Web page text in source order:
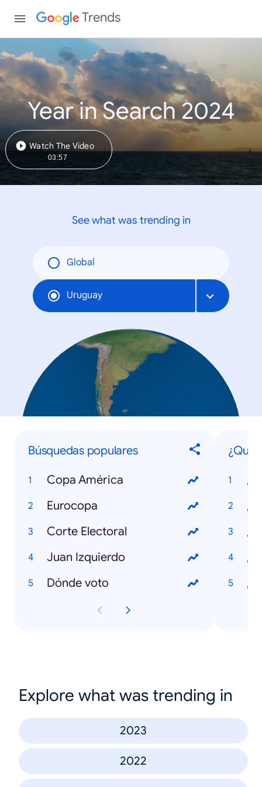
Trends
Year in Search 2024
Watch The Video
03:57
See what was trending in
Global
Uruguay
Búsquedas populares
Copa América
Eurocopa
Corte Electoral
Juan Izquierdo
Dónde voto
¿Qué?
Explore what was trending in
2023
2022